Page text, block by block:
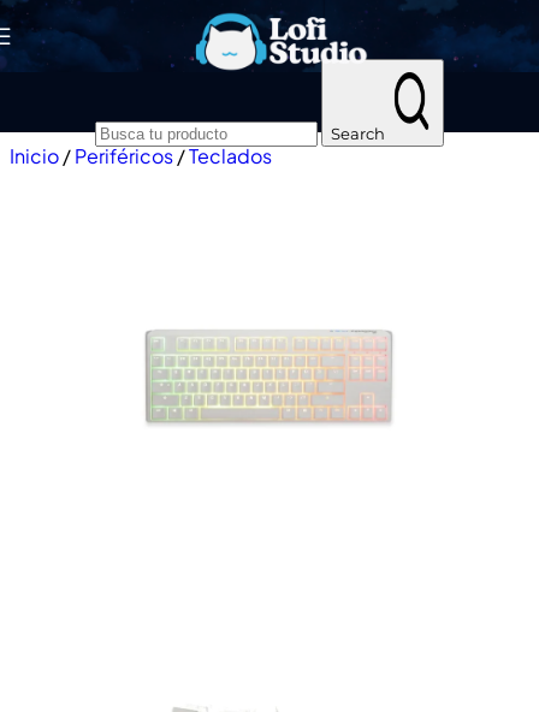
Skip to navigation Skip to main content
Search
Inicio/Periféricos/Teclados